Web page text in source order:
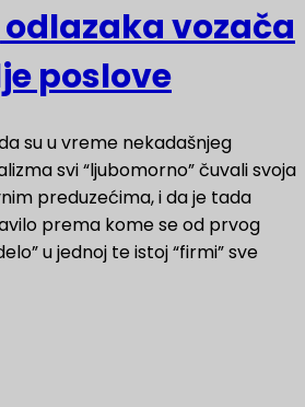
odlazaka vozača
poslove
su u vreme nekadašnjeg
svi “ljubomorno” čuvali svoja
preduzećima, i da je tada
prema kome se od prvog
u jednoj te istoj “firmi” sve